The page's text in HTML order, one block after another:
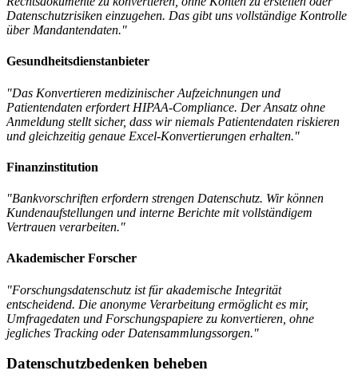
Datenschutzrisiken einzugehen. Das gibt uns vollständige Kontrolle
über Mandantendaten."
Gesundheitsdienstanbieter
"Das Konvertieren medizinischer Aufzeichnungen und
Patientendaten erfordert HIPAA-Compliance. Der Ansatz ohne
Anmeldung stellt sicher, dass wir niemals Patientendaten riskieren
und gleichzeitig genaue Excel-Konvertierungen erhalten."
Finanzinstitution
"Bankvorschriften erfordern strengen Datenschutz. Wir können
Kundenaufstellungen und interne Berichte mit vollständigem
Vertrauen verarbeiten."
Akademischer Forscher
"Forschungsdatenschutz ist für akademische Integrität
entscheidend. Die anonyme Verarbeitung ermöglicht es mir,
Umfragedaten und Forschungspapiere zu konvertieren, ohne
jegliches Tracking oder Datensammlungssorgen."
Datenschutzbedenken beheben